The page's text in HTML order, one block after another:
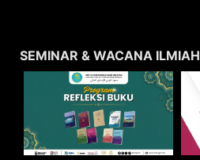
SEMINAR & WACANA ILMIAH